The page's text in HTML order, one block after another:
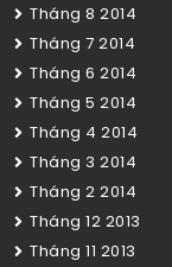
Tháng 8 2014
Tháng 7 2014
Tháng 6 2014
Tháng 5 2014
Tháng 4 2014
Tháng 3 2014
Tháng 2 2014
Tháng 12 2013
Tháng 11 2013